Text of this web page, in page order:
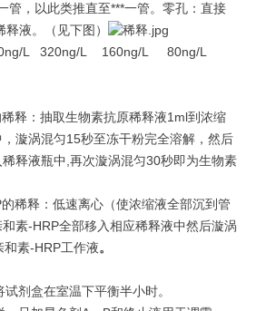
管，以此类推直至***一管。零孔：直接
液。（见下图）
L 320ng/L 160ng/L 80ng/L
释：抽取生物素抗原稀释液1ml到浓缩
漩涡混匀15秒至冻干粉完全溶解，然后
释液瓶中,再次漩涡混匀30秒即为生物素
稀释：低速离心（使浓缩液全部沉到管
素-HRP全部移入相应稀释液中然后漩涡
素-HRP工作液。
剂盒在室温下平衡半小时。